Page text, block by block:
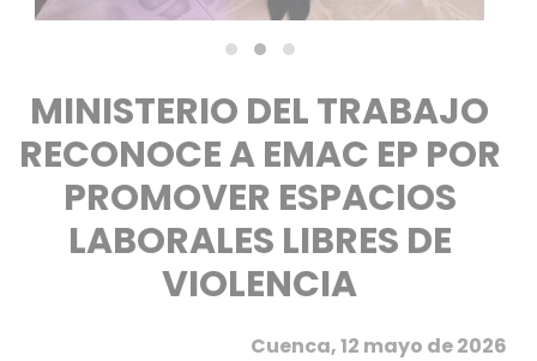
MINISTERIO DEL TRABAJO
RECONOCE A EMAC EP POR
PROMOVER ESPACIOS
LABORALES LIBRES DE
VIOLENCIA
Cuenca, 12 mayo de 2026